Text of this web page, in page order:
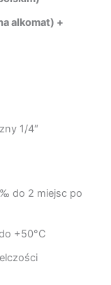
alkomat) +
1/4″
do 2 miejsc po
+50°C